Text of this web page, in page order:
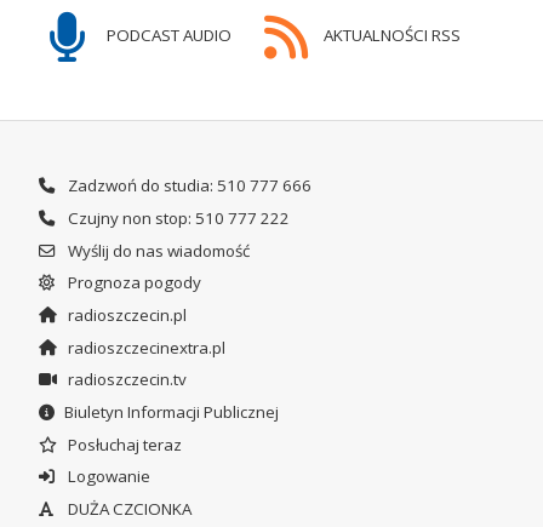
PODCAST AUDIO AKTUALNOŚCI RSS
Zadzwoń do studia: 510 777 666
Czujny non stop: 510 777 222
Wyślij do nas wiadomość
Prognoza pogody
radioszczecin.pl
radioszczecinextra.pl
radioszczecin.tv
Biuletyn Informacji Publicznej
Posłuchaj teraz
Logowanie
DUŻA CZCIONKA